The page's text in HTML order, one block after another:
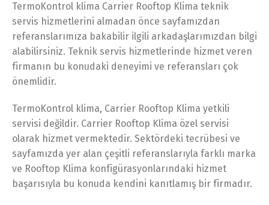
TermoKontrol klima Carrier Rooftop Klima teknik
servis hizmetlerini almadan önce sayfamızdan
referanslarımıza bakabilir ilgili arkadaşlarımızdan bilgi
alabilirsiniz. Teknik servis hizmetlerinde hizmet veren
firmanın bu konudaki deneyimi ve referansları çok
önemlidir.
TermoKontrol klima, Carrier Rooftop Klima yetkili
servisi değildir. Carrier Rooftop Klima özel servisi
olarak hizmet vermektedir. Sektördeki tecrübesi ve
sayfamızda yer alan çeşitli referanslarıyla farklı marka
ve Rooftop Klima konfigürasyonlarındaki hizmet
başarısıyla bu konuda kendini kanıtlamış bir firmadır.